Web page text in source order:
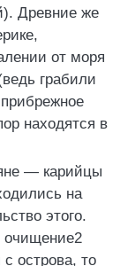
Древние же
от моря
грабили
находятся в
— карийцы
на
этого.
очищение2
острова, то